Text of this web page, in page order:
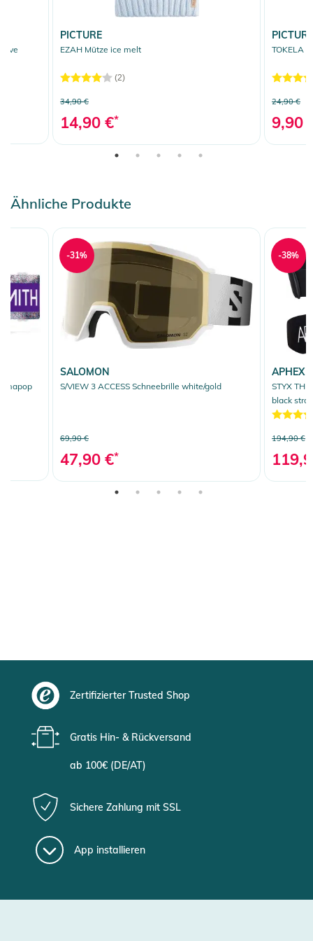
Gebrauchsanweisungen, Sicherheitshinweise und Warnungen
finden Sie direkt am Produkt.
PICTURE
EZAH Mütze ice melt
(2)
34,90 €
14,90 €*
PICTURE
TOKELA
24,90 €
9,90
Ähnliche Produkte
SALOMON
S/VIEW 3 ACCESS Schneebrille white/gold
69,90 €
47,90 €*
-31%
APHEX
STYX
black
194,90 €
-38%
Zertifizierter Trusted Shop
Gratis Hin- & Rückversand
ab 100€ (DE/AT)
Sichere Zahlung mit SSL
App installieren